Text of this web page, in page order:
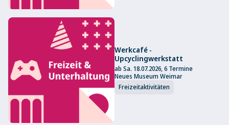
Werkcafé -
Upcyclingwerkstatt
ab Sa. 18.07.2026, 6 Termine
Neues Museum Weimar
Freizeitaktivitäten